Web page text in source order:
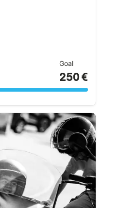
Goal
250 €